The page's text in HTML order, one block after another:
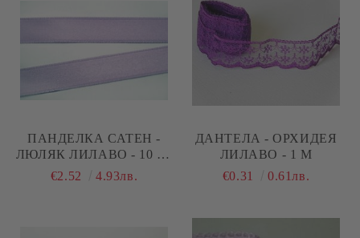
ПАНДЕЛКА САТЕН -
ЛЮЛЯК ЛИЛАВО - 10 М.
№33
€2.52 4.93лв.
ДАНТЕЛА - ОРХИДЕЯ
ЛИЛАВО - 1 М
€0.31
0.61лв.